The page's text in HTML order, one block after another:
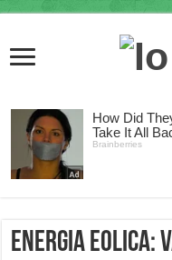
Energia Eolica: